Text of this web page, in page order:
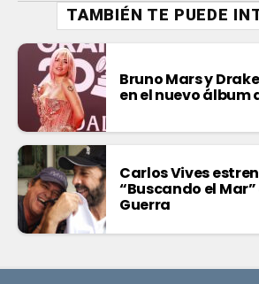
TAMBIÉN TE PUEDE
Bruno Mars y
en el nuevo álbum
Carlos Vives
“Buscando el
Guerra